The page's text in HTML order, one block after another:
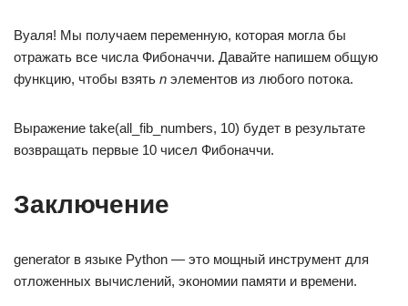
Вуаля! Мы получаем переменную, которая могла бы
отражать все числа Фибоначчи. Давайте напишем общую
функцию, чтобы взять n элементов из любого потока.
Выражение take(all_fib_numbers, 10) будет в результате
возвращать первые 10 чисел Фибоначчи.
Заключение
generator в языке Python — это мощный инструмент для
отложенных вычислений, экономии памяти и времени.